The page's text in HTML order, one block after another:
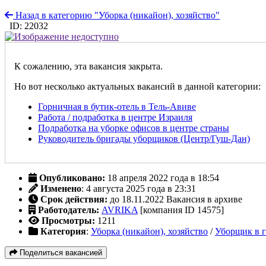
Назад в категорию "Уборка (никайон), хозяйство"
ID: 22032
К сожалению, эта вакансия закрыта.
Но вот несколько актуальных вакансий в данной категории:
Горничная в бутик-отель в Тель-Авиве
Работа / подработка в центре Израиля
Подработка на уборке офисов в центре страны
Руководитель бригады уборщиков (Центр/Гуш-Дан)
Опубликовано: 18 апреля 2022 года в 18:54
Изменено: 4 августа 2025 года в 23:31
Срок действия: до 18.11.2022 Вакансия в архиве
Работодатель: AVRIKA [компания ID 14575]
Просмотры: 1211
Категория: Уборка (никайон), хозяйство /Уборщик в
Поделиться вакансией